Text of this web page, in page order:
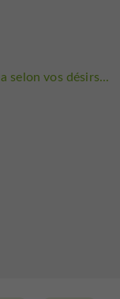
selon vos désirs...